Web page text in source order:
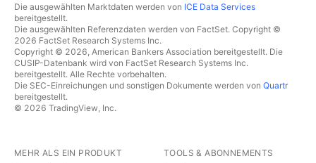
Die ausgewählten Marktdaten werden von ICE Data Services
bereitgestellt.
Die ausgewählten Referenzdaten werden von FactSet. Copyright ©
2026 FactSet Research Systems Inc.
Copyright © 2026, American Bankers Association bereitgestellt. Die
CUSIP-Datenbank wird von FactSet Research Systems Inc.
bereitgestellt. Alle Rechte vorbehalten.
Die SEC-Einreichungen und sonstigen Dokumente werden von Quartr
bereitgestellt.
© 2026 TradingView, Inc.
MEHR ALS EIN PRODUKT TOOLS & ABONNEMENTS